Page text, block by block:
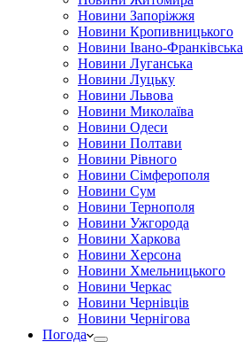
Новини Запоріжжя
Новини Кропивницького
Новини Івано-Франківська
Новини Луганська
Новини Луцьку
Новини Львова
Новини Миколаїва
Новини Одеси
Новини Полтави
Новини Рівного
Новини Сімферополя
Новини Сум
Новини Тернополя
Новини Ужгорода
Новини Харкова
Новини Херсона
Новини Хмельницького
Новини Черкас
Новини Чернівців
Новини Чернігова
Погода